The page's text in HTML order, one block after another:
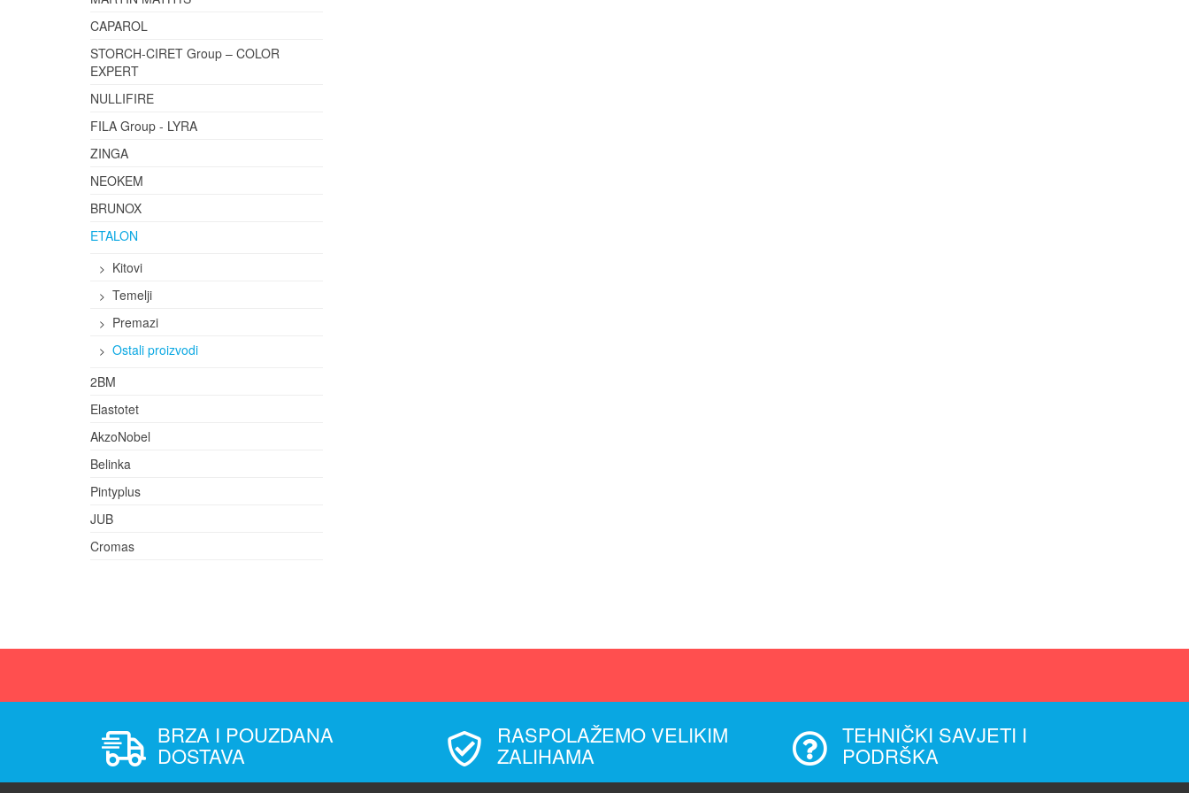
CAPAROL
STORCH-CIRET Group – COLOR
EXPERT
NULLIFIRE
FILA Group - LYRA
ZINGA
NEOKEM
BRUNOX
ETALON
Kitovi
Temelji
Premazi
Ostali proizvodi
2BM
Elastotet
AkzoNobel
Belinka
Pintyplus
JUB
Cromas
BRZA I POUZDANA
DOSTAVA
RASPOLAŽEMO VELIKIM
ZALIHAMA
TEHNIČKI SAVJETI I
PODRŠKA